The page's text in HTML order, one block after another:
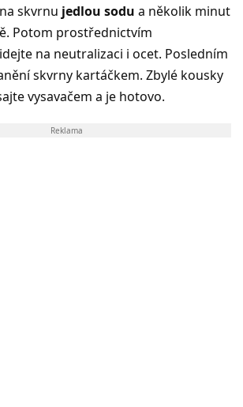
skvrnu jedlou sodu a několik minut
Potom prostřednictvím
na neutralizaci i ocet. Posledním
skvrny kartáčkem. Zbylé kousky
vysavačem a je hotovo.
Reklama